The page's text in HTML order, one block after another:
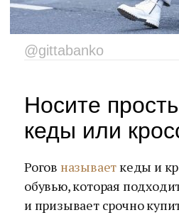
@gittabanko
Носите
кеды или
Рогов называет кеды и
обувью, которая
и призывает срочно